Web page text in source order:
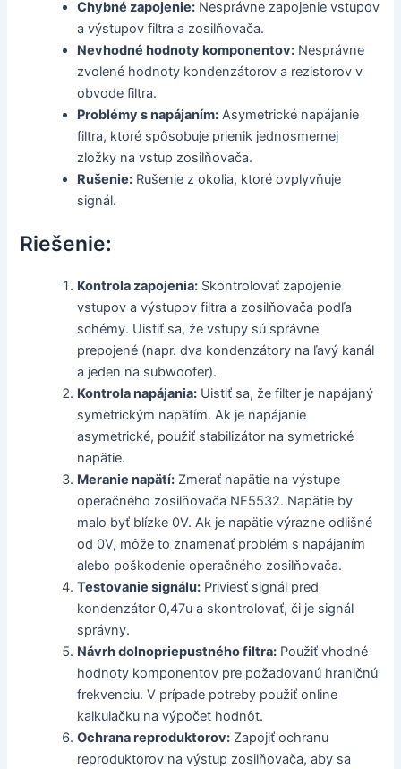
Chybné zapojenie: Nesprávne zapojenie vstupov
a výstupov filtra a zosilňovača.
Nevhodné hodnoty komponentov: Nesprávne
zvolené hodnoty kondenzátorov a rezistorov v
obvode filtra.
Problémy s napájaním: Asymetrické napájanie
filtra, ktoré spôsobuje prienik jednosmernej
zložky na vstup zosilňovača.
Rušenie: Rušenie z okolia, ktoré ovplyvňuje
signál.
Riešenie:
Kontrola zapojenia: Skontrolovať zapojenie
vstupov a výstupov filtra a zosilňovača podľa
schémy. Uistiť sa, že vstupy sú správne
prepojené (napr. dva kondenzátory na ľavý kanál
a jeden na subwoofer).
Kontrola napájania: Uistiť sa, že filter je napájaný
symetrickým napätím. Ak je napájanie
asymetrické, použiť stabilizátor na symetrické
napätie.
Meranie napätí: Zmerať napätie na výstupe
operačného zosilňovača NE5532. Napätie by
malo byť blízke 0V. Ak je napätie výrazne odlišné
od 0V, môže to znamenať problém s napájaním
alebo poškodenie operačného zosilňovača.
Testovanie signálu: Priviesť signál pred
kondenzátor 0,47u a skontrolovať, či je signál
správny.
Návrh dolnopriepustného filtra: Použiť vhodné
hodnoty komponentov pre požadovanú hraničnú
frekvenciu. V prípade potreby použiť online
kalkulačku na výpočet hodnôt.
Ochrana reproduktorov: Zapojiť ochranu
reproduktorov na výstup zosilňovača, aby sa